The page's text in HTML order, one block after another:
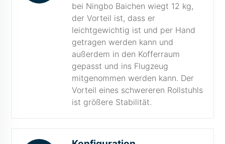
bei Ningbo Baichen wiegt 12 kg,
der Vorteil ist, dass er
leichtgewichtig ist und per Hand
getragen werden kann und
außerdem in den Kofferraum
gepasst und ins Flugzeug
mitgenommen werden kann. Der
Vorteil eines schwereren Rollstuhls
ist größere Stabilität.